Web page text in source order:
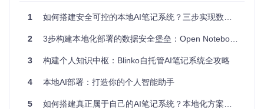
检查系统资源：
free -h # 查看内存
[!NOTE] 🛠️ 准备提示：Linux用户可直接使用系统包管理器
1 如何搭建安全可控的本地AI笔记系统？三步实现数据隐私与智能管理的完美平衡
2 3步构建本地化部署的数据安全堡垒：Open Notebook隐私笔记系统实践指南
3 构建个人知识中枢：Blinko自托管AI笔记系统全攻略
4 本地AI部署：打造你的个人智能助手
5 如何搭建真正属于自己的AI笔记系统？本地化方案全解析